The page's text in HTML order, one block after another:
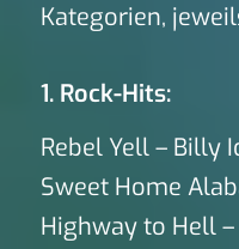
Kategorien,
1. Rock-Hits:
Rebel Yell – Billy
Sweet Home
Highway to Hell –